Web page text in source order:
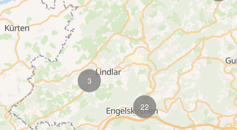
Loading map...
22
3